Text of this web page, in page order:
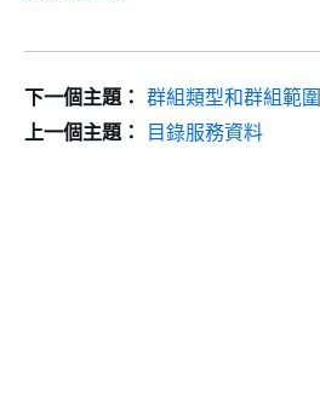
下一個主題： 群組類型和群組範圍
上一個主題：
目錄服務資料